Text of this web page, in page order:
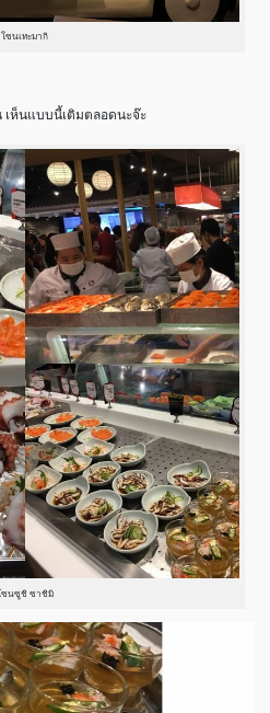
โซนเทะมากิ
เห็นแบบนี้เติมตลอดนะจ๊ะ
ซนซูชิ ซาชิมิ